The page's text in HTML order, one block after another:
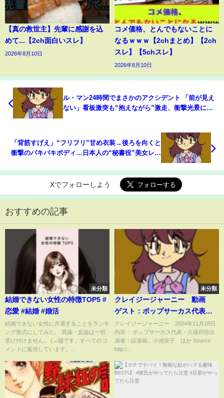
【真の救世主】先輩に感謝を込
めて...【2ch面白いスレ】
2026年8月10日
コメ価格、とんでもないことに
なるｗｗｗ【2chまとめ】【2ch
スレ】【5chスレ】
2026年8月10日
ル・マン24時間でまさかのアクシデント 「前が見え
ない」看板激突も“抱えながら”激走、衝撃光景に中
「背筋すげえ」“フリフリ”甘め衣装→後ろを向くと
衝撃のバキバキボディ…日本人の“秘書役”美女レス
Xでフォローしよう
おすすめの記事
未分類
結婚できない女性の特徴TOP5 #
恋愛 #結婚 #婚活
結婚できない女性に共通することをランキ
ング形式にしてみた。 異論・反論は一切
受け付けません。 (→嘘です。すべてのコ
メントに返信しています。...
未分類
クレイジージャーニー 動画
ゲスト：ポップサーカス代表・
久保田悟 11月18日
クレイジージャーニー 2024年11月18日
内容： ポップサーカス代表・久保田悟出
演者：設楽統、小池栄子 ほか Source:
http:/...